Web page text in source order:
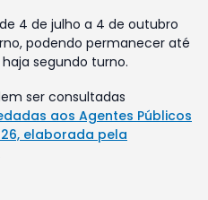
4 de julho a 4 de outubro
podendo permanecer até
segundo turno.
ser consultadas
aos Agentes Públicos
elaborada pela